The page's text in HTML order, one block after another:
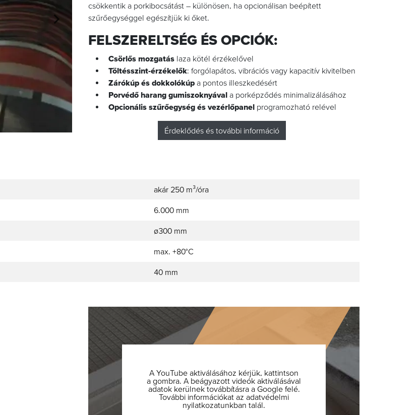
csökkentik a porkibocsátást – különösen, ha opcionálisan beépített
szűrőegységgel egészítjük ki őket.
FELSZERELTSÉG ÉS OPCIÓK:
Csörlős mozgatás laza kötél érzékelővel
Töltésszint-érzékelők: forgólapátos, vibrációs vagy kapacitív kivitelben
Zárókúp és dokkolókúp a pontos illeszkedésért
Porvédő harang gumiszoknyával a porképződés minimalizálásához
Opcionális szűrőegység és vezérlőpanel programozható relével
Érdeklődés és további információ
akár 250 m³/óra
6.000 mm
ø300 mm
max. +80°C
40 mm
A YouTube aktiválásához kérjük, kattintson
a gombra. A beágyazott videók aktiválásával
adatok kerülnek továbbításra a Google felé.
További információkat az adatvédelmi
nyilatkozatunkban talál.